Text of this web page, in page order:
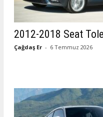
2012-2018 Seat
Çağdaş Er - 6 Temmuz 2026